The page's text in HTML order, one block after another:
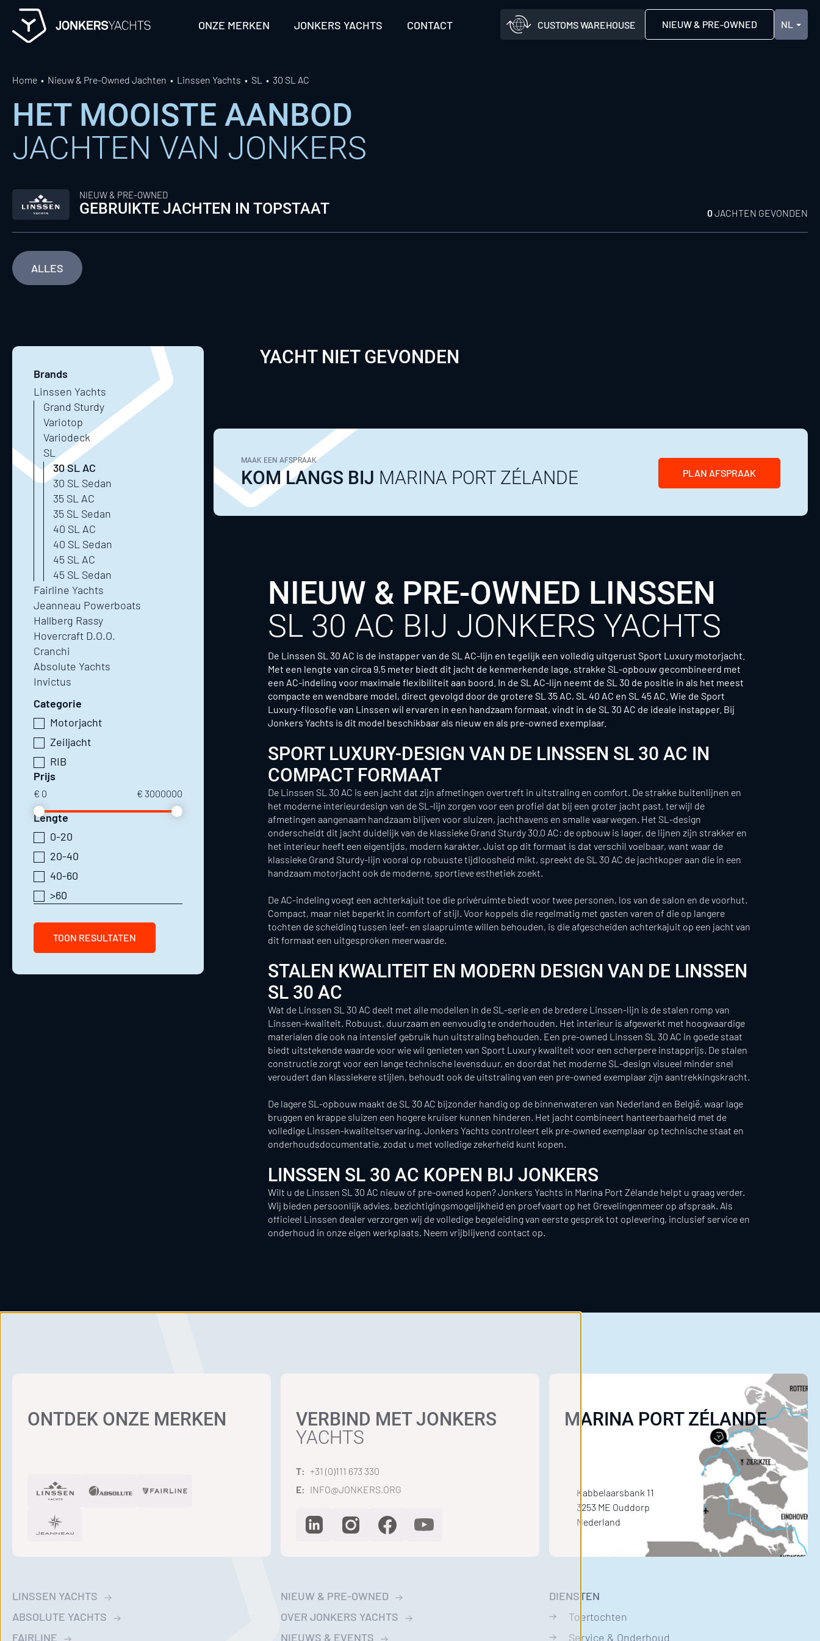
content
ONZE MERKEN JONKERS YACHTS CONTACT CUSTOMS WAREHOUSE NIEUW & PRE-OWNED
Home Nieuw & Pre-Owned Jachten Linssen Yachts SL 30 SL AC
HET MOOISTE AANBOD
JACHTEN VAN JONKERS
NIEUW & PRE-OWNED
GEBRUIKTE JACHTEN IN TOPSTAAT 0JACHTEN GEVONDEN
ALLES
Brands
Linssen Yachts
Grand Sturdy
Variotop
Variodeck
SL
30 SL AC
30 SL Sedan
35 SL AC
35 SL Sedan
40 SL AC
40 SL Sedan
45 SL AC
45 SL Sedan
Fairline Yachts
Jeanneau Powerboats
Hallberg Rassy
Hovercraft D.O.O.
Cranchi
Absolute Yachts
Invictus
Categorie
Motorjacht
Zeiljacht
RIB
Prijs
€ 0 € 3000000
Lengte
0-20
20-40
40-60
>60
TOON RESULTATEN
YACHT NIET GEVONDEN
MAAK EEN AFSPRAAK
KOM LANGS BIJ MARINA PORT ZÉLANDE PLAN AFSPRAAK
NIEUW & PRE-OWNED LINSSEN
SL 30 AC BIJ JONKERS YACHTS
De Linssen SL 30 AC is de instapper van de SL AC-lijn en tegelijk een volledig uitgerust Sport Luxury motorjacht.
Met een lengte van circa 9,5 meter biedt dit jacht de kenmerkende lage, strakke SL-opbouw gecombineerd met
een AC-indeling voor maximale flexibiliteit aan boord. In de SL AC-lijn neemt de SL 30 de positie in als het meest
compacte en wendbare model, direct gevolgd door de grotere SL 35 AC, SL 40 AC en SL 45 AC. Wie de Sport
Luxury-filosofie van Linssen wil ervaren in een handzaam formaat, vindt in de SL 30 AC de ideale instapper. Bij
Jonkers Yachts is dit model beschikbaar als nieuw en als pre-owned exemplaar.
SPORT LUXURY-DESIGN VAN DE LINSSEN SL 30 AC IN
COMPACT FORMAAT
De Linssen SL 30 AC is een jacht dat zijn afmetingen overtreft in uitstraling en comfort. De strakke buitenlijnen en
het moderne interieurdesign van de SL-lijn zorgen voor een profiel dat bij een groter jacht past, terwijl de
afmetingen aangenaam handzaam blijven voor sluizen, jachthavens en smalle vaarwegen. Het SL-design
onderscheidt dit jacht duidelijk van de klassieke Grand Sturdy 30.0 AC: de opbouw is lager, de lijnen zijn strakker en
het interieur heeft een eigentijds, modern karakter. Juist op dit formaat is dat verschil voelbaar, want waar de
klassieke Grand Sturdy-lijn vooral op robuuste tijdloosheid mikt, spreekt de SL 30 AC de jachtkoper aan die in een
handzaam motorjacht ook de moderne, sportieve esthetiek zoekt.
De AC-indeling voegt een achterkajuit toe die privéruimte biedt voor twee personen, los van de salon en de voorhut.
Compact, maar niet beperkt in comfort of stijl. Voor koppels die regelmatig met gasten varen of die op langere
tochten de scheiding tussen leef- en slaapruimte willen behouden, is die afgescheiden achterkajuit op een jacht van
dit formaat een uitgesproken meerwaarde.
STALEN KWALITEIT EN MODERN DESIGN VAN DE LINSSEN
SL 30 AC
Wat de Linssen SL 30 AC deelt met alle modellen in de SL-serie en de bredere Linssen-lijn is de stalen romp van
Linssen-kwaliteit. Robuust, duurzaam en eenvoudig te onderhouden. Het interieur is afgewerkt met hoogwaardige
materialen die ook na intensief gebruik hun uitstraling behouden. Een pre-owned Linssen SL 30 AC in goede staat
biedt uitstekende waarde voor wie wil genieten van Sport Luxury kwaliteit voor een scherpere instapprijs. De stalen
constructie zorgt voor een lange technische levensduur, en doordat het moderne SL-design visueel minder snel
veroudert dan klassiekere stijlen, behoudt ook de uitstraling van een pre-owned exemplaar zijn aantrekkingskracht.
De lagere SL-opbouw maakt de SL 30 AC bijzonder handig op de binnenwateren van Nederland en België, waar lage
bruggen en krappe sluizen een hogere kruiser kunnen hinderen. Het jacht combineert hanteerbaarheid met de
volledige Linssen-kwaliteitservaring. Jonkers Yachts controleert elk pre-owned exemplaar op technische staat en
onderhoudsdocumentatie, zodat u met volledige zekerheid kunt kopen.
LINSSEN SL 30 AC KOPEN BIJ JONKERS
Wilt u de Linssen SL 30 AC nieuw of pre-owned kopen? Jonkers Yachts in Marina Port Zélande helpt u graag verder.
Wij bieden persoonlijk advies, bezichtigingsmogelijkheid en proefvaart op het Grevelingenmeer op afspraak. Als
officieel Linssen dealer verzorgen wij de volledige begeleiding van eerste gesprek tot oplevering, inclusief service en
onderhoud in onze eigen werkplaats. Neem vrijblijvend contact op.
ONTDEK ONZE MERKEN
VERBIND MET JONKERS
YACHTS
T: +31 (0)111 673 330
E: INFO@JONKERS.ORG
MARINA PORT ZÉLANDE
Kabbelaarsbank 11
3253 ME Ouddorp
Nederland
LINSSEN YACHTS
ABSOLUTE YACHTS
FAIRLINE
NIEUW & PRE-OWNED
OVER JONKERS YACHTS
NIEUWS & EVENTS
DIENSTEN
Toertochten
Service & Onderhoud